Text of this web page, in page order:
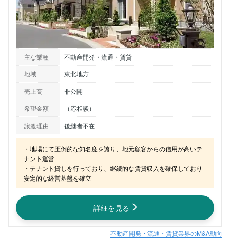
主な業種
不動産開発・流通・賃貸
地域
東北地方
売上高
非公開
希望金額
（応相談）
譲渡理由
後継者不在
・地場にて圧倒的な知名度を誇り、地元顧客からの信用が高いテ
ナント運営
・テナント貸しを行っており、継続的な賃貸収入を確保しており
安定的な経営基盤を確立
詳細を見る
不動産開発・流通・賃貸業界のM&A動向